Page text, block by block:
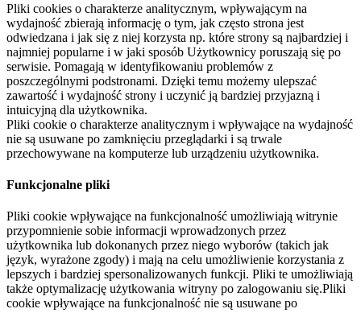
Pliki cookies o charakterze analitycznym, wpływającym na
wydajność zbierają informację o tym, jak często strona jest
odwiedzana i jak się z niej korzysta np. które strony są najbardziej i
najmniej popularne i w jaki sposób Użytkownicy poruszają się po
serwisie. Pomagają w identyfikowaniu problemów z
poszczególnymi podstronami. Dzięki temu możemy ulepszać
zawartość i wydajność strony i uczynić ją bardziej przyjazną i
intuicyjną dla użytkownika.
Pliki cookie o charakterze analitycznym i wpływające na wydajność
nie są usuwane po zamknięciu przeglądarki i są trwale
przechowywane na komputerze lub urządzeniu użytkownika.
Funkcjonalne pliki
Pliki cookie wpływające na funkcjonalność umożliwiają witrynie
przypomnienie sobie informacji wprowadzonych przez
użytkownika lub dokonanych przez niego wyborów (takich jak
język, wyrażone zgody) i mają na celu umożliwienie korzystania z
lepszych i bardziej spersonalizowanych funkcji. Pliki te umożliwiają
także optymalizację użytkowania witryny po zalogowaniu się.Pliki
cookie wpływające na funkcjonalność nie są usuwane po